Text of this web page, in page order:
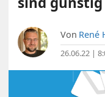
Von René
26.06.22 |